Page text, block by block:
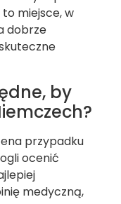
miejsce, w
dobrze
by
przypadku
ocenić
medyczną,